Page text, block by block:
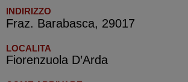
INDIRIZZO
Fraz. Barabasca, 29017
LOCALITA
Fiorenzuola D’Arda